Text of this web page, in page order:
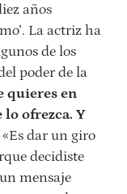
años
La actriz ha
de los
poder de la
quieres en
lo ofrezca. Y
«Es dar un giro
decidiste
mensaje